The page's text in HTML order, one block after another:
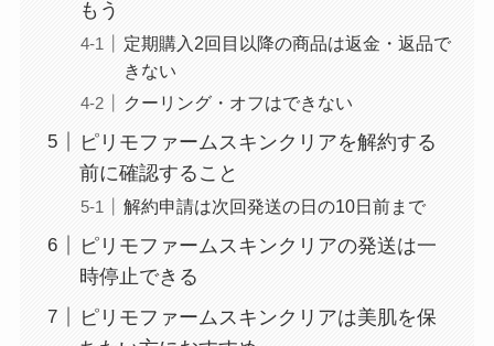
Sivorune(シボルネ)
電話以外に手続きす
る方法ある？
め！電話が繋がらな
い時の裏ワザ
解約できない？バロ
もう
定期購入2回目以降の商品は返金・返品で
きない
クーリング・オフはできない
ピリモファームスキンクリアを解約する
前に確認すること
解約申請は次回発送の日の10日前まで
ピリモファームスキンクリアの発送は一
時停止できる
ピリモファームスキンクリアは美肌を保